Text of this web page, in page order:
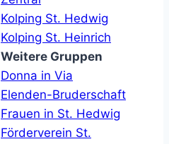
Kolping St. Hedwig
Kolping St. Heinrich
Weitere Gruppen
Donna in Via
Elenden-Bruderschaft
Frauen in St. Hedwig
Förderverein St.